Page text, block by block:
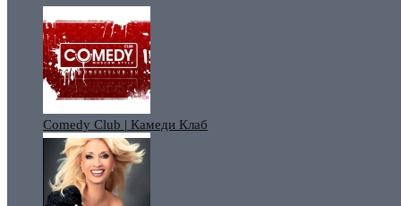
Comedy Club | Камеди Клаб